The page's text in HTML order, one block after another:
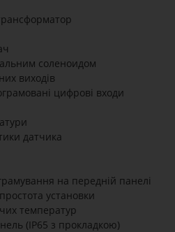
соленоидом
виходів
цифрові входи
датчика
на передній панелі
установки
температур
(IP65 з прокладкою)